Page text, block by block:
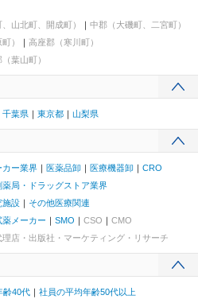
山北町、開成町）
中郡（大磯町、二宮町）
）
高座郡（寒川町）
葉山町）
千葉県 東京都 山梨県
カー業界 医薬品卸 医療機器卸
CRO
薬局・ドラッグストア業界
施設
その他医療関連
メーカー
SMO CSO
CMO
理店・出版社・マーケティング・リサーチ
齢40代 社員の平均年齢50代以上